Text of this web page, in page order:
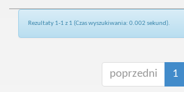
Rezultaty 1-1 z 1 (Czas wyszukiwania: 0.002 sekund).
poprzedni 1